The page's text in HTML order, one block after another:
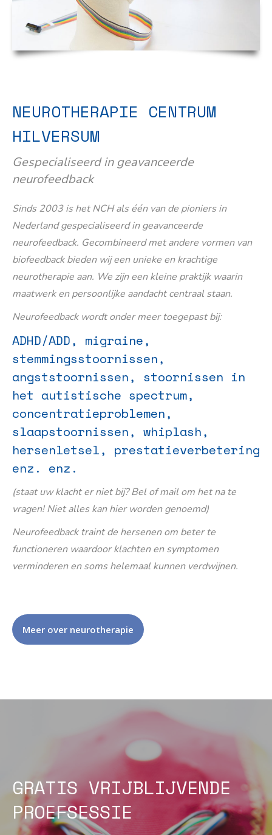
NEUROTHERAPIE CENTRUM
HILVERSUM
Gespecialiseerd in geavanceerde
neurofeedback
Sinds 2003 is het NCH als één van de pioniers in
Nederland gespecialiseerd in geavanceerde
neurofeedback. Gecombineerd met andere vormen van
biofeedback bieden wij een unieke en krachtige
neurotherapie aan. We zijn een kleine praktijk waarin
maatwerk en persoonlijke aandacht centraal staan.
Neurofeedback wordt onder meer toegepast bij:
ADHD/ADD, migraine,
stemmingsstoornissen,
angststoornissen, stoornissen in
het autistische spectrum,
concentratieproblemen,
slaapstoornissen, whiplash,
hersenletsel, prestatieverbetering
enz. enz.
(staat uw klacht er niet bij? Bel of mail om het na te
vragen! Niet alles kan hier worden genoemd)
Neurofeedback traint de hersenen om beter te
functioneren waardoor klachten en symptomen
verminderen en soms helemaal kunnen verdwijnen.
Meer over neurotherapie
GRATIS VRIJBLIJVENDE
PROEFSESSIE